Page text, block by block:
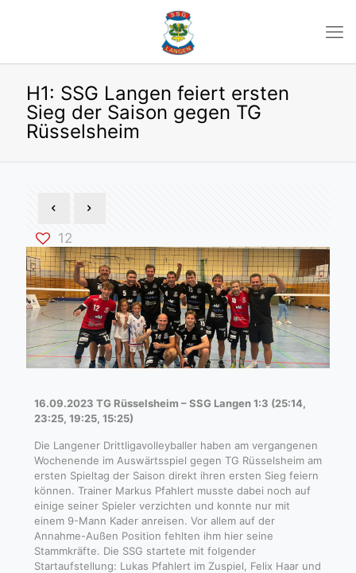
H1: SSG Langen feiert ersten
Sieg der Saison gegen TG
Rüsselsheim
12
16.09.2023 TG Rüsselsheim – SSG Langen 1:3 (25:14,
23:25, 19:25, 15:25)
Die Langener Drittligavolleyballer haben am vergangenen
Wochenende im Auswärtsspiel gegen TG Rüsselsheim am
ersten Spieltag der Saison direkt ihren ersten Sieg feiern
können. Trainer Markus Pfahlert musste dabei noch auf
einige seiner Spieler verzichten und konnte nur mit
einem 9-Mann Kader anreisen. Vor allem auf der
Annahme-Außen Position fehlten ihm hier seine
Stammkräfte. Die SSG startete mit folgender
Startaufstellung: Lukas Pfahlert im Zuspiel, Felix Haar und